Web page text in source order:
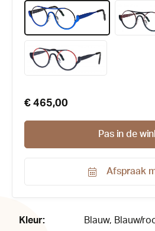
€ 465,00
Pas in de
Afspraak
Kleur:
Blauw, Blauw/